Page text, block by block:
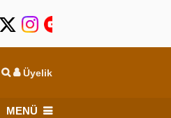
Üyelik
Köşe Yazarları
MENÜ